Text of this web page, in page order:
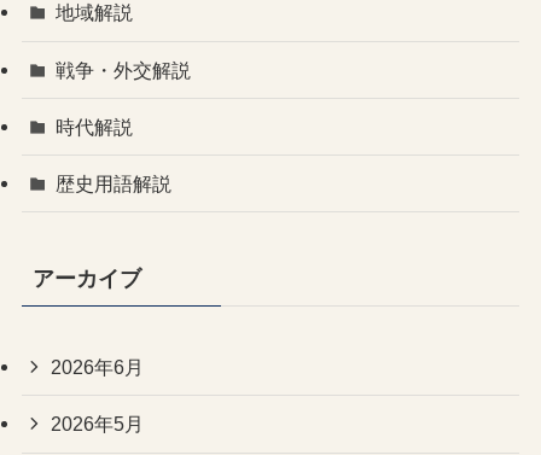
地域解説
戦争・外交解説
時代解説
歴史用語解説
アーカイブ
2026年6月
2026年5月